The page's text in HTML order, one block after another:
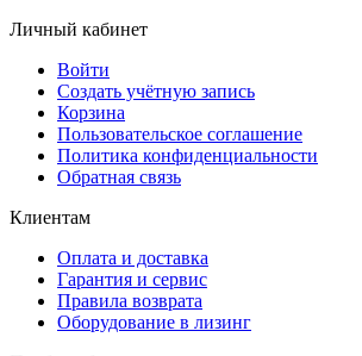
Личный кабинет
Войти
Создать учётную запись
Корзина
Пользовательское соглашение
Политика конфиденциальности
Обратная связь
Клиентам
Оплата и доставка
Гарантия и сервис
Правила возврата
Оборудование в лизинг